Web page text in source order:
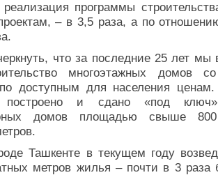
программы
– в 3,5 раза, а по
что за последние 25 лет мы
многоэтажных домов
доступным для населения
и сдано «под
домов площадью свыше
Ташкенте в текущем году
метров жилья – почти в 3 раза